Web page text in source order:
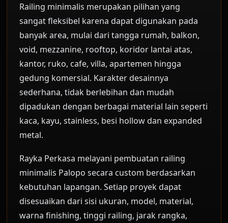
Railing minimalis merupakan pilihan yang
sangat fleksibel karena dapat digunakan pada
banyak area, mulai dari tangga rumah, balkon,
void, mezzanine, rooftop, koridor lantai atas,
kantor, ruko, cafe, villa, apartemen hingga
gedung komersial. Karakter desainnya
sederhana, tidak berlebihan dan mudah
dipadukan dengan berbagai material lain seperti
kaca, kayu, stainless, besi hollow dan expanded
metal.
Rayka Perkasa melayani pembuatan railing
minimalis Palopo secara custom berdasarkan
kebutuhan lapangan. Setiap proyek dapat
disesuaikan dari sisi ukuran, model, material,
warna finishing, tinggi railing, jarak rangka,